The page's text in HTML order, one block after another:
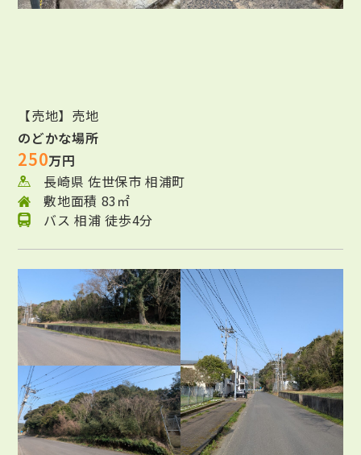
【売地】売地
のどかな場所
250万円
長崎県 佐世保市 相浦町
敷地面積 83㎡
バス 相浦 徒歩4分